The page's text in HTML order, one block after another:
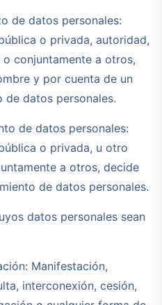
de datos personales:
o privada, autoridad,
conjuntamente a otros,
y por cuenta de un
de datos personales.
de datos personales:
o privada, u otro
a otros, decide
de datos personales.
datos personales sean
Manifestación,
interconexión, cesión,